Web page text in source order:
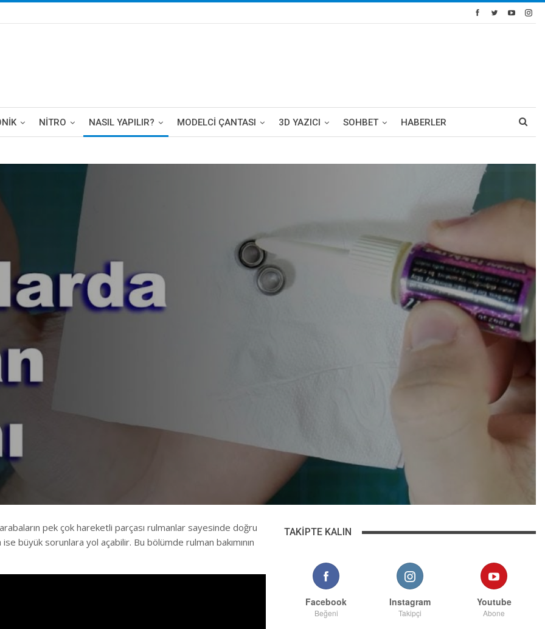
NITRO NASIL YAPILIR? MODELCI ÇANTASI 3D YAZICI SOHBET HABERLER
pek çok hareketli parçası rulmanlar sayesinde doğru
ise büyük sorunlara yol açabilir. Bu bölümde rulman bakımının
TAKIPTE KALIN
Facebook
Beğeni
Instagram
Takipçi
Youtube
Abone